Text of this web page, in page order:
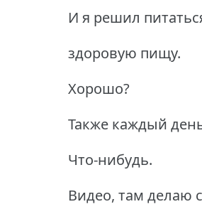
И я решил
здоровую пищу.
Хорошо?
Также каждый
Что-нибудь.
Видео, там делаю